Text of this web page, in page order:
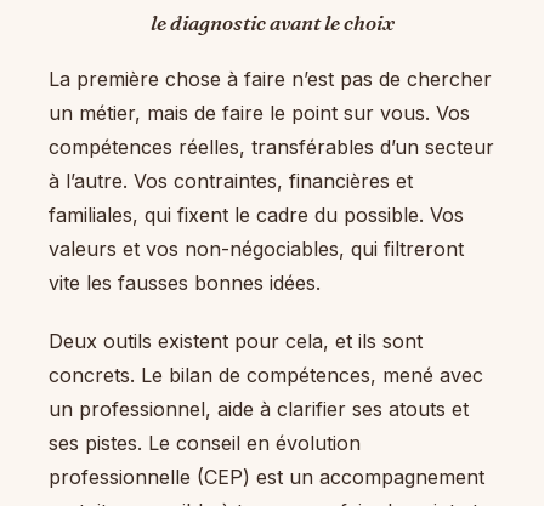
le diagnostic avant le choix
La première chose à faire n’est pas de chercher
un métier, mais de faire le point sur vous. Vos
compétences réelles, transférables d’un secteur
à l’autre. Vos contraintes, financières et
familiales, qui fixent le cadre du possible. Vos
valeurs et vos non-négociables, qui filtreront
vite les fausses bonnes idées.
Deux outils existent pour cela, et ils sont
concrets. Le bilan de compétences, mené avec
un professionnel, aide à clarifier ses atouts et
ses pistes. Le conseil en évolution
professionnelle (CEP) est un accompagnement